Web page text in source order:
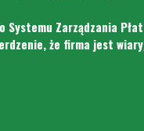
Zarządzania
że firma jest